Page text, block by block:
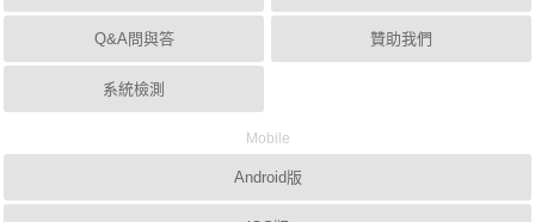
Q&A問與答
系統檢測
贊助我們
Mobile
Android版